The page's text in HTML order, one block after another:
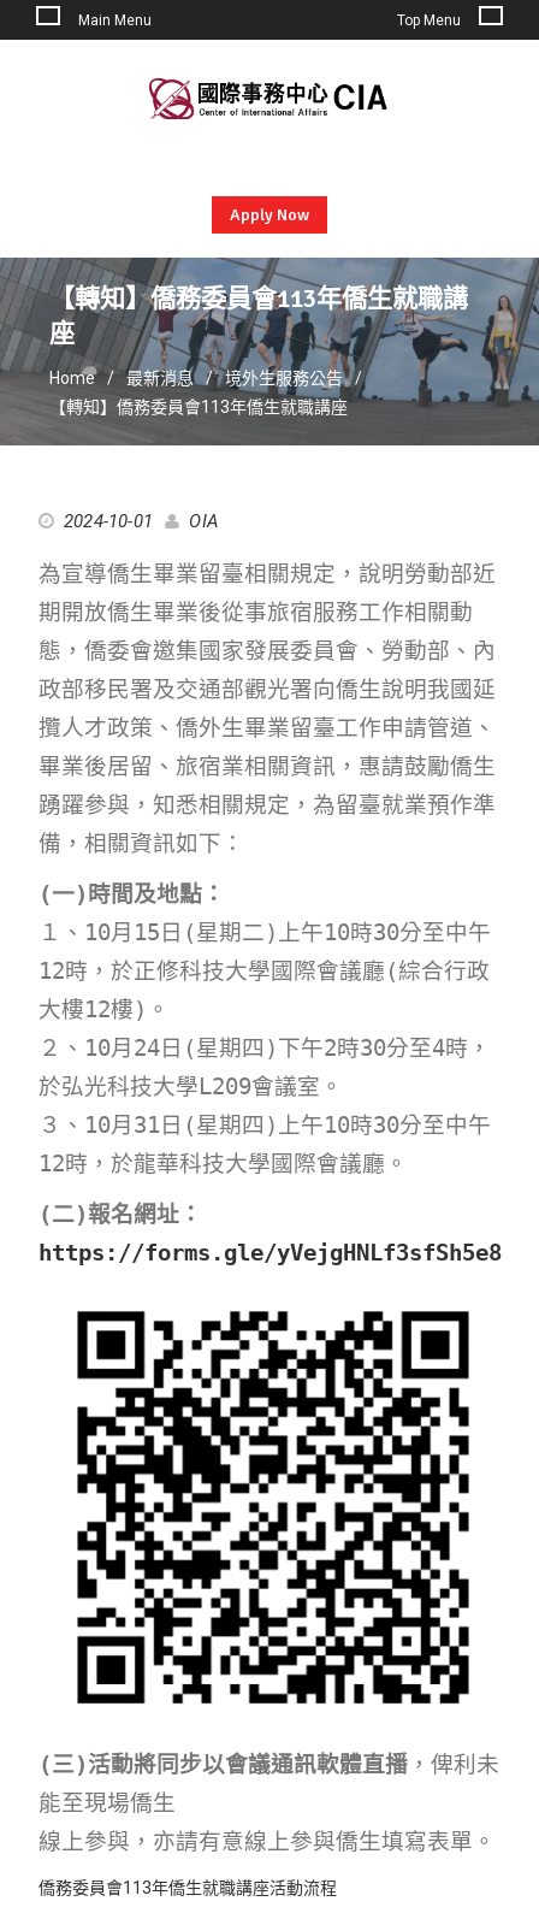
Main Menu Top Menu
Apply Now
【轉知】僑務委員會113年僑生就職講
座
Home 最新消息
境外生服務公告
【轉知】僑務委員會113年僑生就職講座
2024-10-01 OIA
為宣導僑生畢業留臺相關規定，說明勞動部近
期開放僑生畢業後從事旅宿服務工作相關動
態，僑委會邀集國家發展委員會、 勞動部、內
政部移民署及交通部觀光署向僑生說明我國延
攬人才政策、僑外生畢業留臺工作申請管道、
畢業後居留、旅宿業相關資訊，惠請鼓勵僑生
踴躍參與， 知悉相關規定，為留臺就業預作準
備，相關資訊如下：
(一)時間及地點：
１、10月15日(星期二)上午10時30分至中午
12時，於正修科技大學國際會議廳(綜合行政
大樓12樓)。
２、10月24日(星期四)下午2時30分至4時，
於弘光科技大學L209會議室。
３、10月31日(星期四)上午10時30分至中午
12時，於龍華科技大學國際會議廳。
(二)報名網址：
https://forms.gle/yVejgHNLf3sfSh5e8
(三)活動將同步以會議通訊軟體直播，俾利未
能至現場僑生
線上參與，亦請有意線上參與僑生填寫表單。
僑務委員會113年僑生就職講座活動流程